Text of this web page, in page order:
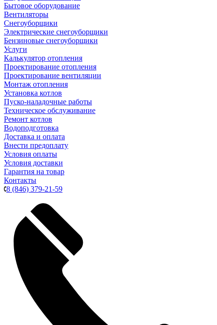
Бытовое оборудование
Вентиляторы
Снегоуборщики
Электрические снегоуборщики
Бензиновые снегоуборщики
Услуги
Калькулятор отопления
Проектирование отопления
Проектирование вентиляции
Монтаж отопления
Установка котлов
Пуско-наладочные работы
Техническое обслуживание
Ремонт котлов
Водоподготовка
Доставка и оплата
Внести предоплату
Условия оплаты
Условия доставки
Гарантия на товар
Контакты
8 (846) 379-21-59